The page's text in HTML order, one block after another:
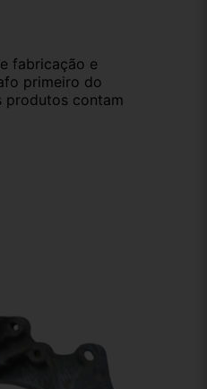
fabricação e
primeiro do
produtos contam